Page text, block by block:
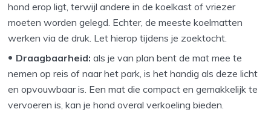
hond erop ligt, terwijl andere in de koelkast of vriezer
moeten worden gelegd. Echter, de meeste koelmatten
werken via de druk. Let hierop tijdens je zoektocht.
Draagbaarheid:als je van plan bent de mat mee te
nemen op reis of naar het park, is het handig als deze licht
en opvouwbaar is. Een mat die compact en gemakkelijk te
vervoeren is, kan je hond overal verkoeling bieden.